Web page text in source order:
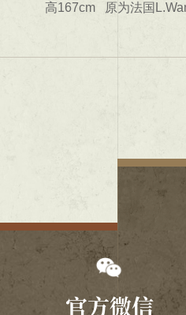
高167cm 原为法国
官方微信